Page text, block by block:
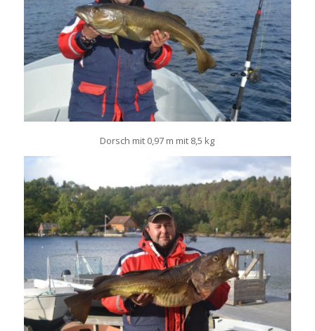
Dorsch mit 0,97 m mit 8,5 kg